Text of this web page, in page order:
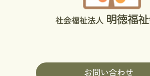
お問い合わせ